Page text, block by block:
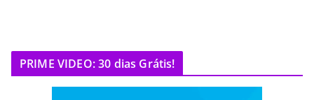
PRIME VIDEO: 30 dias Grátis!